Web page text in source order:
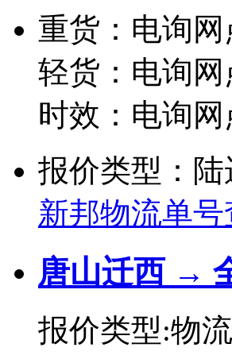
重货：电询网
轻货：电询网
时效：电询网
报价类型：陆
新邦物流单号
唐山迁西 →
报价类型:物